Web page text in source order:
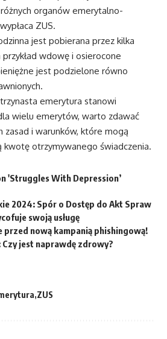
organów emerytalno-
ZUS.
jest pobierana przez kilka
wdowę i osierocone
jest podzielone równo
emerytura stanowi
wielu emerytów, warto zdawać
zasad i warunków, które mogą
kwotę otrzymywanego świadczenia.
'Struggles With Depression’
2024: Spór o Dostęp do Akt Spraw
swoją usługę
przed nową kampanią phishingową!
jest naprawdę zdrowy?
ZUS